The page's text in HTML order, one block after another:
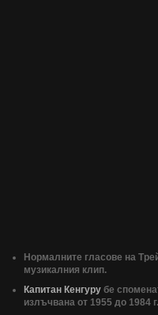
Нормалните гласове на
музикалния клип.
Капитан Кенгуру бе
излъчвана от 1955 до 1984